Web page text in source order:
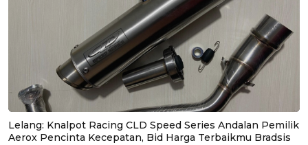
Lelang: Knalpot Racing CLD Speed Series Andalan Pemilik
Aerox Pencinta Kecepatan, Bid Harga Terbaikmu Bradsis